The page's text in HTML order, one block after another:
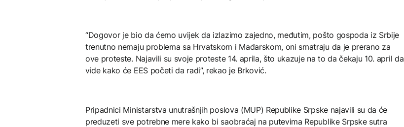
“Dogovor je bio da ćemo uvijek da izlazimo zajedno, međutim, pošto gospoda iz Srbije
trenutno nemaju problema sa Hrvatskom i Mađarskom, oni smatraju da je prerano za
ove proteste. Najavili su svoje proteste 14. aprila, što ukazuje na to da čekaju 10. april da
vide kako će EES početi da radi”, rekao je Brković.
Pripadnici Ministarstva unutrašnjih poslova (MUP) Republike Srpske najavili su da će
preduzeti sve potrebne mere kako bi saobraćaj na putevima Republike Srpske sutra